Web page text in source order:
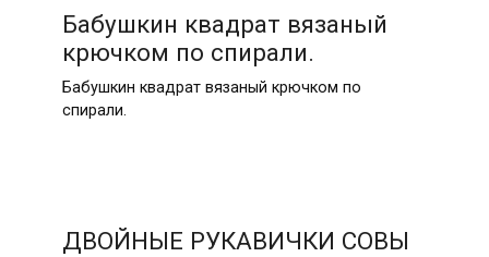
Бабушкин квадрат вязаный
крючком по спирали.
Бабушкин квадрат вязаный крючком по
спирали.
ДВОЙНЫЕ РУКАВИЧКИ СОВЫ